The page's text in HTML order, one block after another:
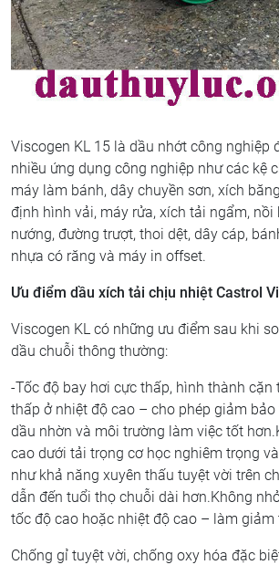
Viscogen KL 15 là dầu nhớt công nghiệp
nhiều ứng dụng công nghiệp như các kệ
máy làm bánh, dây chuyền sơn, xích
định hình vải, máy rửa, xích tải ngẩm, nồi
nướng, đường trượt, thoi dệt, dây cáp,
nhựa có răng và máy in offset.
Ưu điểm dầu xích tải chịu nhiệt Castrol
Viscogen KL có những ưu điểm sau khi
dầu chuỗi thông thường:
-Tốc độ bay hơi cực thấp, hình thành cặn
thấp ở nhiệt độ cao – cho phép giảm
dầu nhờn và môi trường làm việc tốt
cao dưới tải trọng cơ học nghiêm trọng
như khả năng xuyên thấu tuyệt vời trên
dẫn đến tuổi thọ chuỗi dài hơn.Không
tốc độ cao hoặc nhiệt độ cao – làm giảm
Chống gỉ tuyệt vời, chống oxy hóa đặc